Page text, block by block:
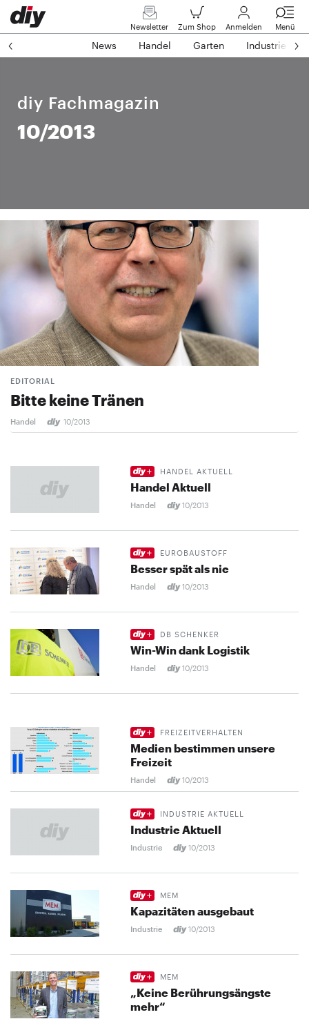
Newsletter Zum Shop Anmelden Menü
News Handel Garten Industrie
diy Fachmagazin
10/2013
EDITORIAL
Bitte keine Tränen
Handel 10/2013
HANDEL AKTUELL
Handel Aktuell
Handel 10/2013
EUROBAUSTOFF
Besser spät als nie
Handel 10/2013
DB SCHENKER
Win-Win dank Logistik
Handel 10/2013
FREIZEITVERHALTEN
Medien bestimmen unsere
Freizeit
Handel 10/2013
INDUSTRIE AKTUELL
Industrie Aktuell
Industrie 10/2013
MEM
Kapazitäten ausgebaut
Industrie 10/2013
MEM
„Keine Berührungsängste
mehr“